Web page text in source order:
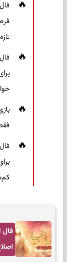
تازه
فقط ۱۵ ثانیه برای